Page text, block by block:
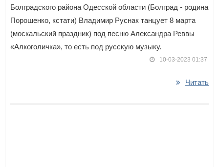
Болградского района Одесской области (Болград - родина
Порошенко, кстати) Владимир Руснак танцует 8 марта
(москальский праздник) под песню Александра Реввы
«Алкоголичка», то есть под русскую музыку.
10-03-2023 01:37
Читать